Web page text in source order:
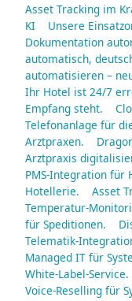
Asset Tracking im
KI
Unsere
Dokumentation
automatisch,
automatisieren –
Ihr Hotel ist 24/7
Empfang steht.
Telefonanlage für
Arztpraxen.
Arztpraxis
PMS-Integration für
Hotellerie.
Asset
Temperatur-
für Speditionen.
Telematik-
Managed IT für
White-Label-Service.
Voice-Reselling für